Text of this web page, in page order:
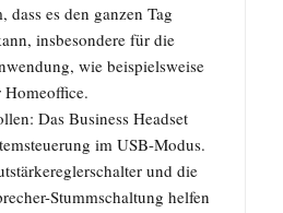
dass es den ganzen Tag
insbesondere für die
wie beispielsweise
Das Business Headset
im USB-Modus.
und die
Stummschaltung helfen